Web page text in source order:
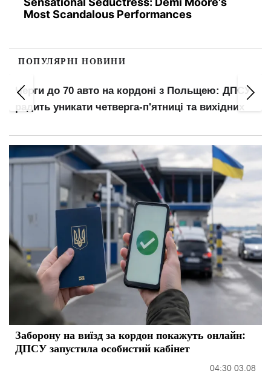
Most Scandalous Performances
ПОПУЛЯРНІ НОВИНИ
Черги до 70 авто на кордоні з Польщею: ДПСУ
радить уникати четверга-п'ятниці та вихідних
Заборону на виїзд за кордон покажуть онлайн:
ДПСУ запустила особистий кабінет
04:30 03.08